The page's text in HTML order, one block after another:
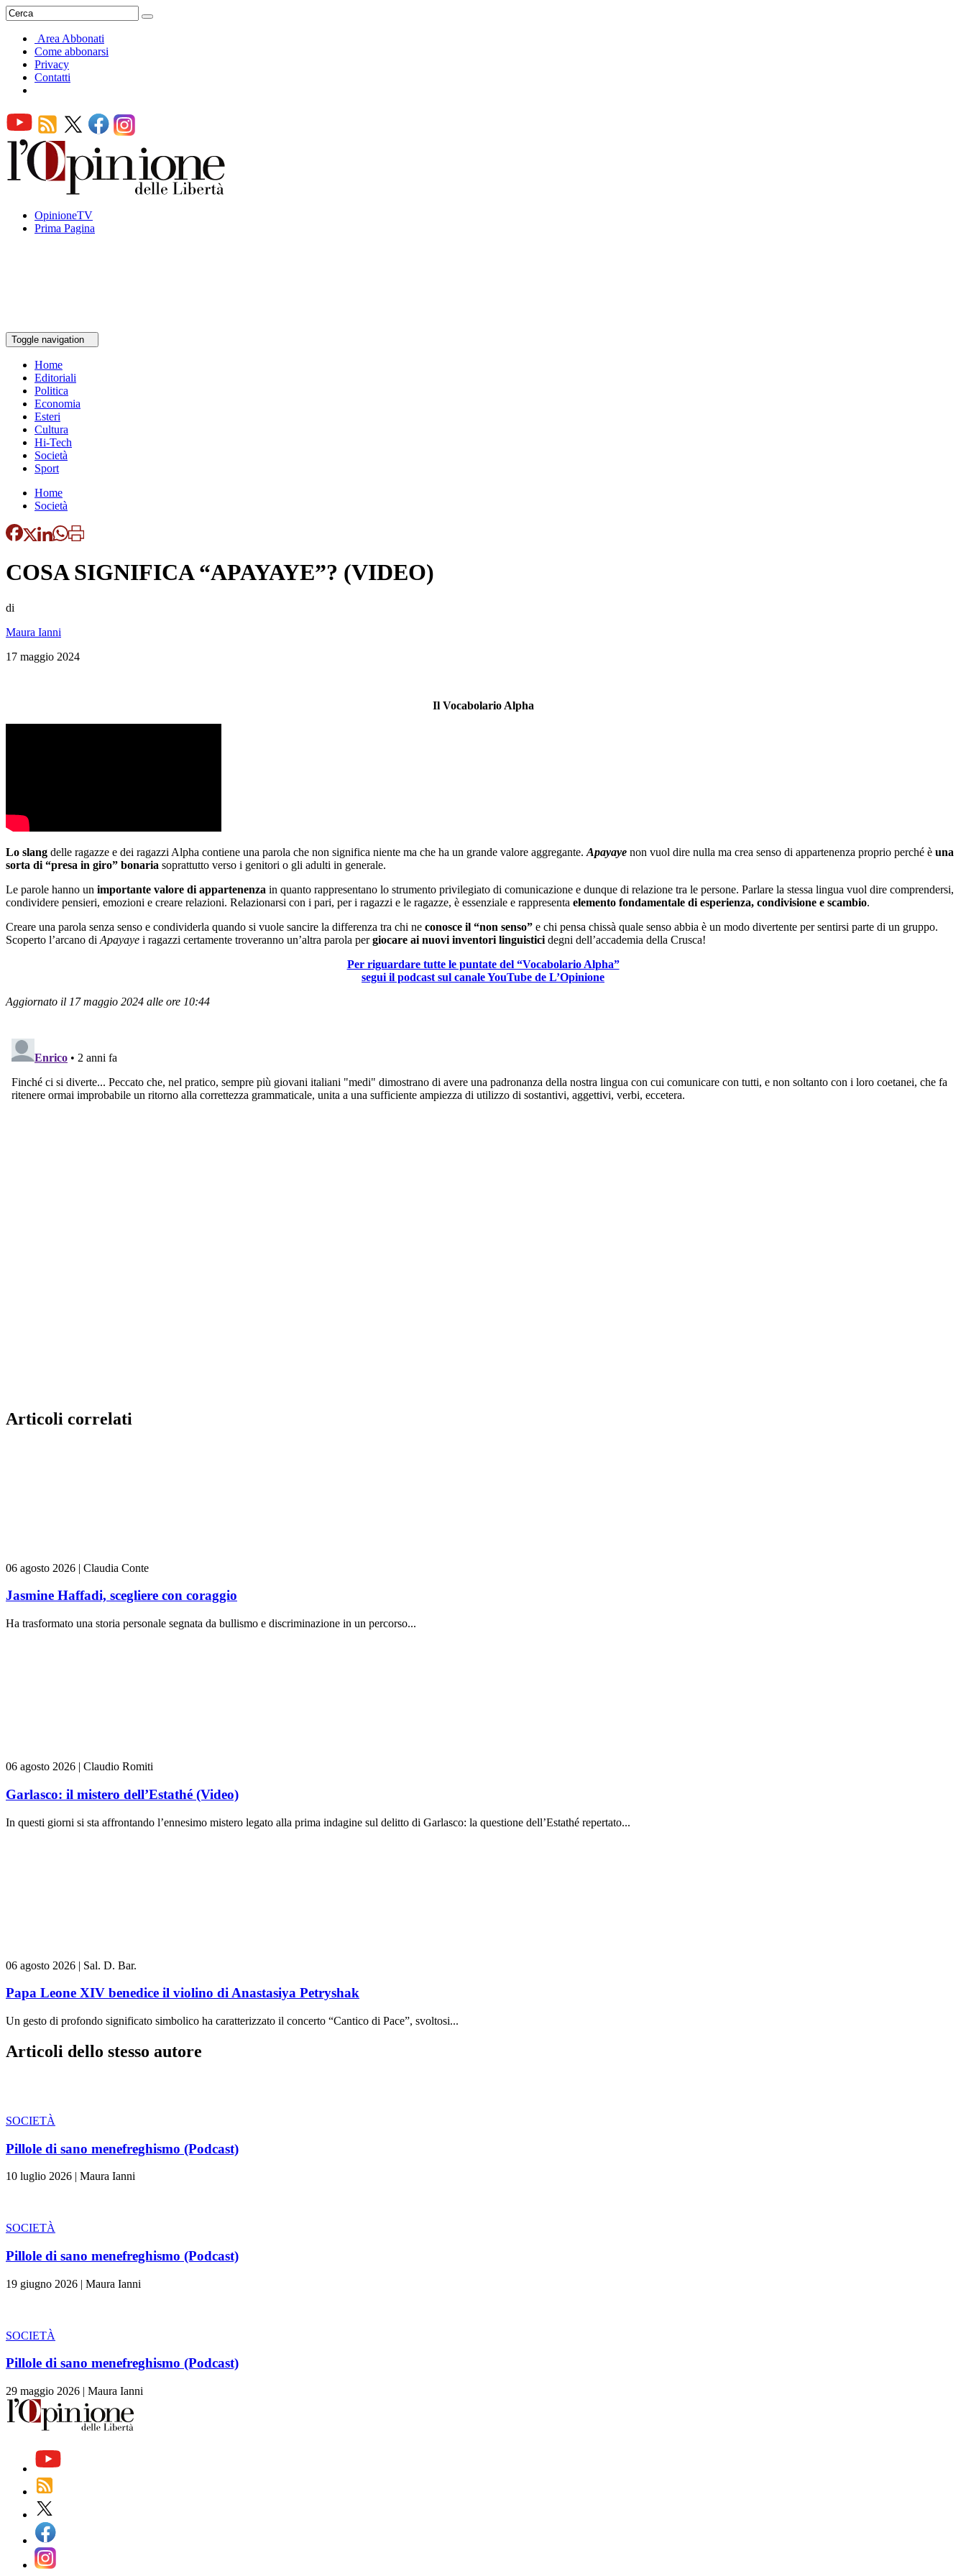
Area Abbonati
Come abbonarsi
Privacy
Contatti
OpinioneTV
Prima Pagina
Toggle navigation
Home
Editoriali
Politica
Economia
Esteri
Cultura
Hi-Tech
Società
Sport
Home
Società
COSA SIGNIFICA “APAYAYE”? (VIDEO)
di
Maura Ianni
17 maggio 2024
Il Vocabolario Alpha
Lo slang delle ragazze e dei ragazzi Alpha contiene una parola che non significa niente ma che ha un grande valore aggregante. Apayaye non vuol dire nulla ma crea senso di appartenenza proprio perché è una
sorta di “presa in giro” bonaria soprattutto verso i genitori o gli adulti in generale.
Le parole hanno un importante valore di appartenenza in quanto rappresentano lo strumento privilegiato di comunicazione e dunque di relazione tra le persone. Parlare la stessa lingua vuol dire comprendersi,
condividere pensieri, emozioni e creare relazioni. Relazionarsi con i pari, per i ragazzi e le ragazze, è essenziale e rappresenta elemento fondamentale di esperienza, condivisione e scambio.
Creare una parola senza senso e condividerla quando si vuole sancire la differenza tra chi ne conosce il “non senso” e chi pensa chissà quale senso abbia è un modo divertente per sentirsi parte di un gruppo.
Scoperto l’arcano di Apayaye i ragazzi certamente troveranno un’altra parola pergiocare ai nuovi inventori linguistici degni dell’accademia della Crusca!
Per riguardare tutte le puntate del “Vocabolario Alpha”
segui il podcast sul canale YouTube de L’Opinione
Aggiornato il 17 maggio 2024 alle ore 10:44
Articoli correlati
06 agosto 2026 | Claudia Conte
Jasmine Haffadi, scegliere con coraggio
Ha trasformato una storia personale segnata da bullismo e discriminazione in un percorso...
06 agosto 2026 | Claudio Romiti
Garlasco: il mistero dell’Estathé (Video)
In questi giorni si sta affrontando l’ennesimo mistero legato alla prima indagine sul delitto di Garlasco: la questione dell’Estathé repertato...
06 agosto 2026 | Sal. D. Bar.
Papa Leone XIV benedice il violino di Anastasiya Petryshak
Un gesto di profondo significato simbolico ha caratterizzato il concerto “Cantico di Pace”, svoltosi...
Articoli dello stesso autore
SOCIETÀ
Pillole di sano menefreghismo (Podcast)
10 luglio 2026 | Maura Ianni
SOCIETÀ
Pillole di sano menefreghismo (Podcast)
19 giugno 2026 | Maura Ianni
SOCIETÀ
Pillole di sano menefreghismo (Podcast)
29 maggio 2026 | Maura Ianni